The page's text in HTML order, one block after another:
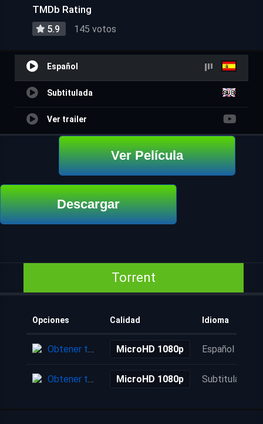
TMDb Rating
5.9 145 votos
Español
Subtitulada
Ver trailer
Ver Película
Descargar
Torrent
Opciones Calidad Idioma
Obtener torrent MicroHD 1080p Español
Obtener torrent MicroHD 1080p Subtitulada